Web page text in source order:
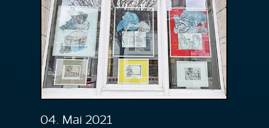
04. Mai 2021